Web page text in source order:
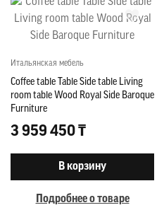
Итальянская мебель
Coffee table Table Side table Living
room table Wood Royal Side Baroque
Furniture
3 959 450 ₸
В корзину
Подробнее о товаре